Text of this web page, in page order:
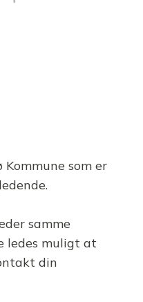
som er
samme
ledes muligt at
din